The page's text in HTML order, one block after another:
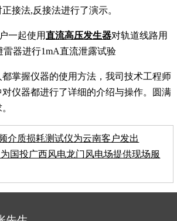
接法,反接法进行了演示。
一起使用直流高压发生器对轨道线路用
雷器进行1mA直流泄露试验
掌握仪器的使用方法，我司技术工程师
仪器都进行了详细的介绍与操作。圆满
介质损耗测试仪为云南客户发出
国投广西风电龙门风电场提供现场服